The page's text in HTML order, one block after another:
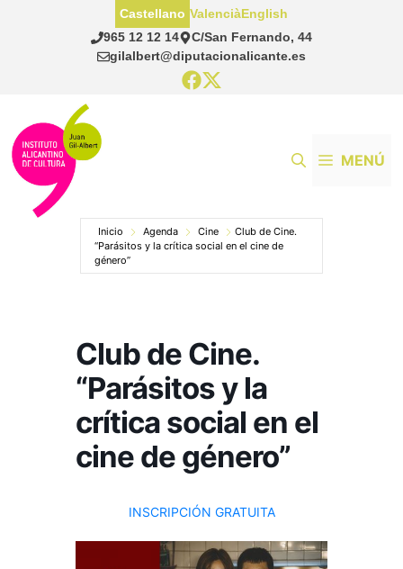
965 12 12 14
C/San Fernando, 44
gilalbert@diputacionalicante.es
Castellano ValenciàEnglish
MENÚ
Inicio Agenda Cine
Club de Cine.
“Parásitos y la crítica social en el cine de
género”
Club de Cine.
“Parásitos y la
crítica social en el
cine de género”
INSCRIPCIÓN GRATUITA